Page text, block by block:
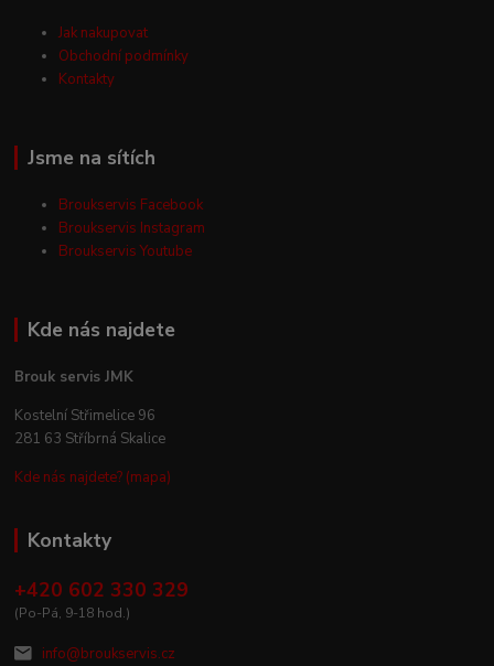
Jak nakupovat
Obchodní podmínky
Kontakty
Jsme na sítích
Broukservis Facebook
Broukservis Instagram
Broukservis Youtube
Kde nás najdete
Brouk servis JMK
Kostelní Střimelice 96
281 63 Stříbrná Skalice
Kde nás najdete? (mapa)
Kontakty
+420 602 330 329
(Po-Pá, 9-18 hod.)
info@broukservis.cz